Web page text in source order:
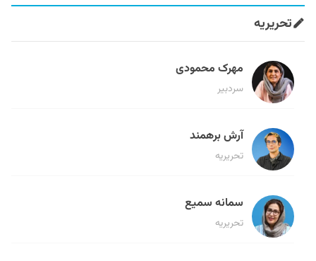
تحریریه
مهرک محمودی
سردبیر
آرش برهمند
تحریریه
سمانه سمیع
تحریریه